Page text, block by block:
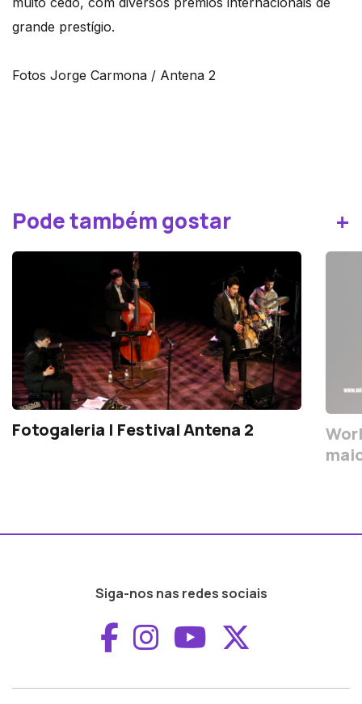
grande prestígio.
Fotos Jorge Carmona / Antena 2
Pode também gostar +
Fotogaleria | Festival Antena 2
Siga-nos nas redes sociais
Aceder ao
Aceder ao
Aceder ao